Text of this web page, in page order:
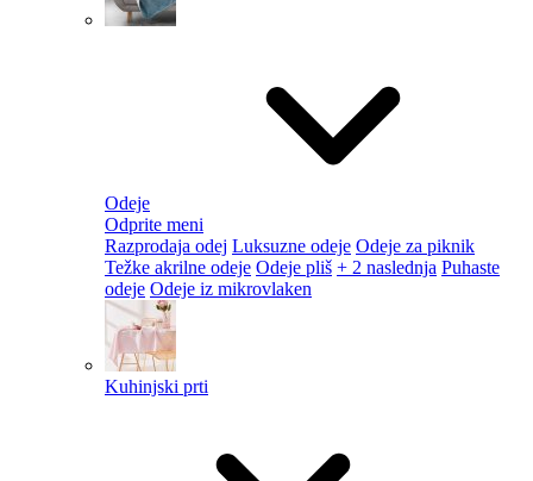
Odeje
Odprite meni
Razprodaja odej Luksuzne odeje Odeje za piknik
Težke akrilne odeje Odeje pliš + 2 naslednja Puhaste
odeje Odeje iz mikrovlaken
Kuhinjski prti